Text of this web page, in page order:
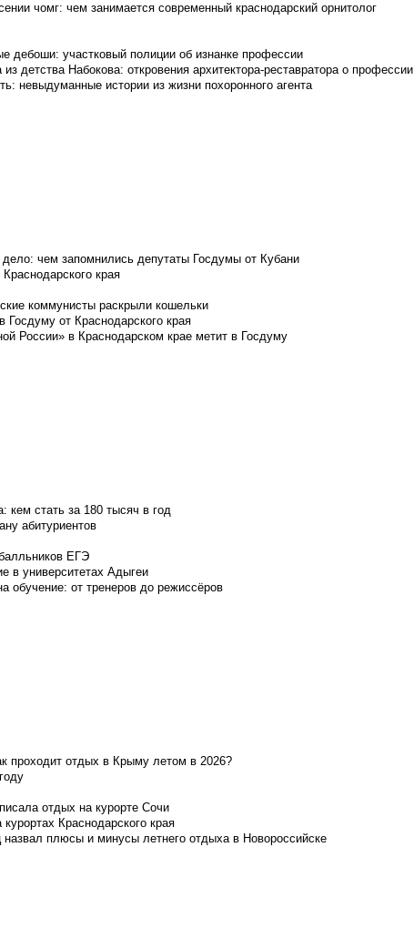
чомг: чем занимается современный краснодарский орнитолог
дебоши: участковый полиции об изнанке профессии
детства Набокова: откровения архитектора-реставратора о профессии
невыдуманные истории из жизни похоронного агента
чем запомнились депутаты Госдумы от Кубани
края
коммунисты раскрыли кошельки
Госдуму от Краснодарского края
России» в Краснодарском крае метит в Госдуму
кем стать за 180 тысяч в год
абитуриентов
ЕГЭ
в университетах Адыгеи
обучение: от тренеров до режиссёров
проходит отдых в Крыму летом в 2026?
отдых на курорте Сочи
Краснодарского края
плюсы и минусы летнего отдыха в Новороссийске